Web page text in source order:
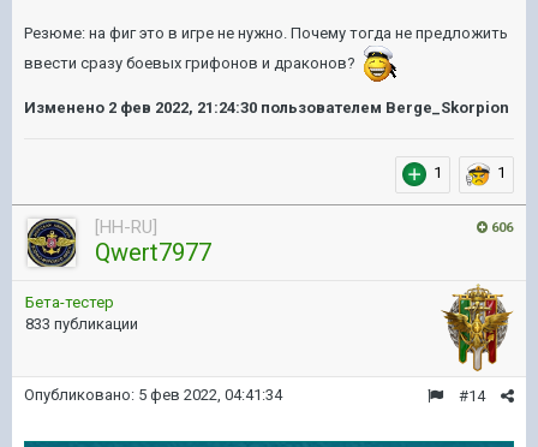
Резюме: на фиг это в игре не нужно. Почему тогда не предложить
ввести сразу боевых грифонов и драконов?
Изменено 2 фев 2022, 21:24:30 пользователем Berge_Skorpion
1 1
606
[HH-RU]
Qwert7977
Бета-тестер
833 публикации
#14
Опубликовано: 5 фев 2022, 04:41:34